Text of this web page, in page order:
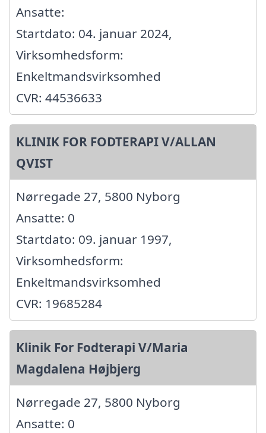
Ansatte:
Startdato: 04. januar 2024,
Virksomhedsform:
Enkeltmandsvirksomhed
CVR: 44536633
KLINIK FOR FODTERAPI V/ALLAN
QVIST
Nørregade 27, 5800 Nyborg
Ansatte: 0
Startdato: 09. januar 1997,
Virksomhedsform:
Enkeltmandsvirksomhed
CVR: 19685284
Klinik For Fodterapi V/Maria
Magdalena Højbjerg
Nørregade 27, 5800 Nyborg
Ansatte: 0